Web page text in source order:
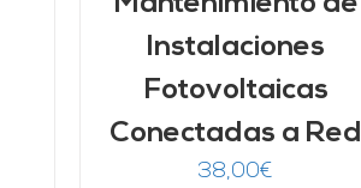
Instalaciones
Fotovoltaicas
Conectadas a Red
38,00€